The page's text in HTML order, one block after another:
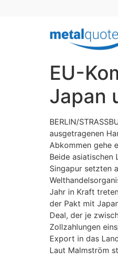
EU-
Japan
BERLIN/
ausgetragenen
Abkommen gehe
Beide asiatischen
Singapur setzten
Jahr in Kraft
der Pakt mit
Deal, der je
Zollzahlungen
Export in das
Laut Malmström